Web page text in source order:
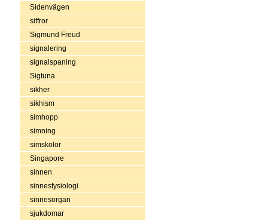
Sidenvägen
siffror
Sigmund Freud
signalering
signalspaning
Sigtuna
sikher
sikhism
simhopp
simning
simskolor
Singapore
sinnen
sinnesfysiologi
sinnesorgan
sjukdomar